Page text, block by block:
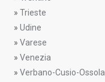
» Trieste
» Udine
» Varese
» Venezia
» Verbano-Cusio-Ossola